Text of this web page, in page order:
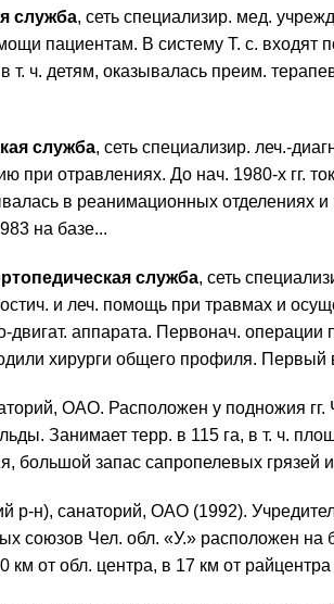
служба, сеть специализир. мед.
пациентам. В систему Т. с. входят
т. ч. детям, оказывалась преим.
служба, сеть специализир. леч.-
при отравлениях. До нач. 1980-х гг.
в реанимационных отделениях и
на базе...
служба, сеть
и леч. помощь при травмах и
двигат. аппарата. Первонач. операции
хирурги общего профиля. Первый
ОАО. Расположен у подножия
Занимает терр. в 115 га, в т. ч.
большой запас сапропелевых грязей и
р-н), санаторий, ОАО (1992).
союзов Чел. обл. «У.» расположен на
км от обл. центра, в 17 км от